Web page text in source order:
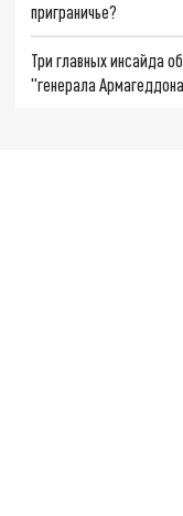
приграничье?
Три главных инсайда
"генерала